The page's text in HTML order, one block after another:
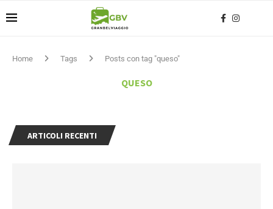
Home Tags Posts con tag "queso"
QUESO
ARTICOLI RECENTI